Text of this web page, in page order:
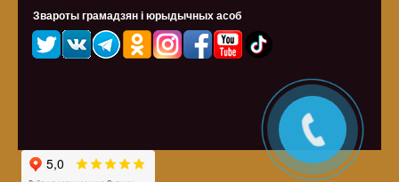
Звароты грамадзян і юрыдычных асоб